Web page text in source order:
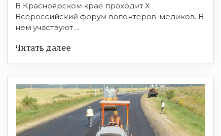
В Красноярском крае проходит X
Всероссийский форум волонтёров-медиков. В
нём участвуют ...
Читать далее